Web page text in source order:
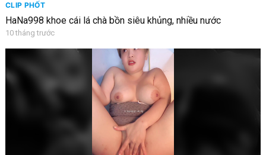
CLIP PHỐT
HaNa998 khoe cái lá chà bồn siêu khủng, nhiều nước
10 tháng trước